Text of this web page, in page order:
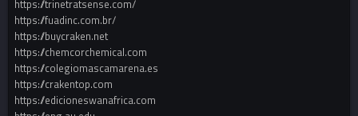
https://trinetratsense.com/
https://fuadinc.com.br/
https://buycraken.net
https://chemcorchemical.com
https://colegiomascamarena.es
https://crakentop.com
https://edicioneswanafrica.com